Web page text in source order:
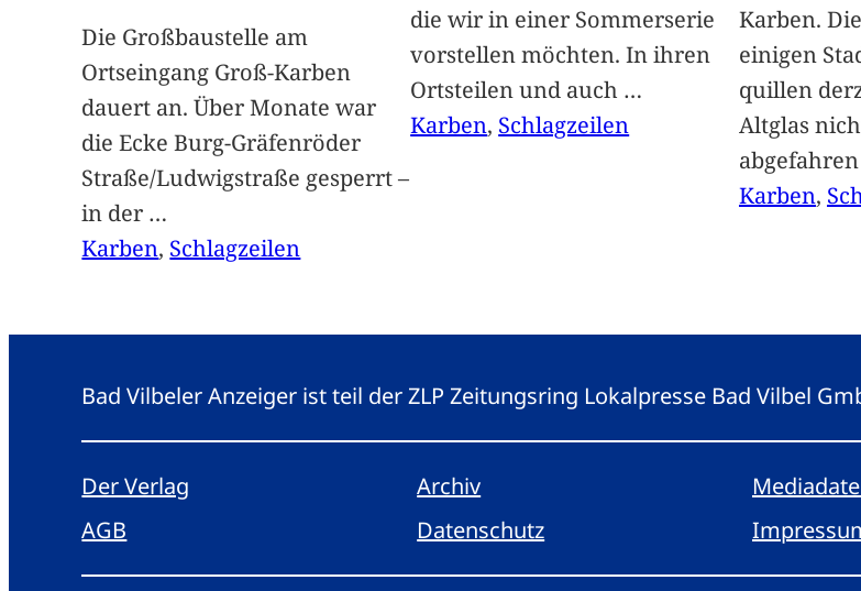
Die Großbaustelle am
Ortseingang Groß-Karben
dauert an. Über Monate war
die Ecke Burg-Gräfenröder
Straße/Ludwigstraße gesperrt –
in der …
Karben, Schlagzeilen
die wir in einer Sommerserie
vorstellen möchten. In ihren
Ortsteilen und auch …
Karben, Schlagzeilen
Karben.
einigen
quillen
Altglas
Karben,
Bad Vilbeler Anzeiger ist teil der ZLP Zeitungsring Lokalpresse Bad Vilbel
Der Verlag Archiv
AGB
Datenschutz